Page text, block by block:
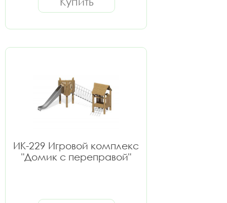
ИК-229 Игровой комплекс
"Домик с переправой"